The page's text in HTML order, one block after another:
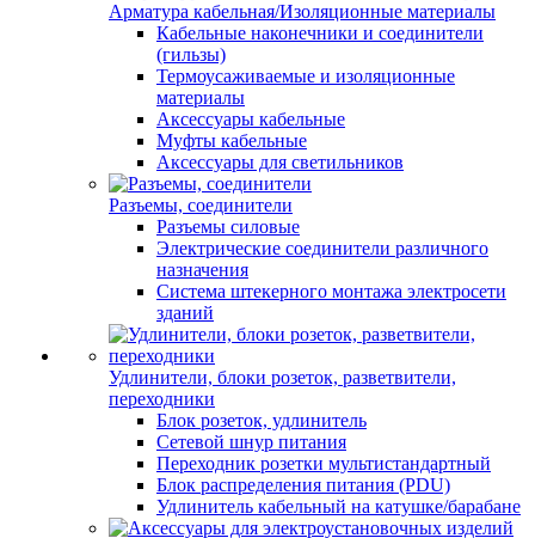
Арматура кабельная/Изоляционные материалы
Кабельные наконечники и соединители
(гильзы)
Термоусаживаемые и изоляционные
материалы
Аксессуары кабельные
Муфты кабельные
Аксессуары для светильников
Разъемы, соединители
Разъемы силовые
Электрические соединители различного
назначения
Система штекерного монтажа электросети
зданий
Удлинители, блоки розеток, разветвители,
переходники
Блок розеток, удлинитель
Сетевой шнур питания
Переходник розетки мультистандартный
Блок распределения питания (PDU)
Удлинитель кабельный на катушке/барабане